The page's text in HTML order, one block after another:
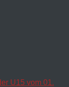
U15 vom 01.